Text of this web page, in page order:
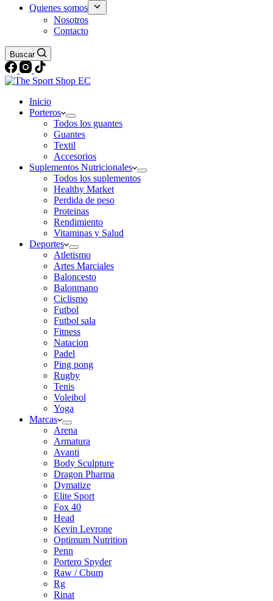
Quienes somos
Nosotros
Contacto
Buscar
Inicio
Porteros
Todos los guantes
Guantes
Textil
Accesorios
Suplementos Nutricionales
Todos los suplementos
Healthy Market
Perdida de peso
Proteinas
Rendimiento
Vitaminas y Salud
Deportes
Atletismo
Artes Marciales
Baloncesto
Balonmano
Ciclismo
Futbol
Futbol sala
Fitness
Natacion
Padel
Ping pong
Rugby
Tenis
Voleibol
Yoga
Marcas
Arena
Armatura
Avanti
Body Sculpture
Dragon Pharma
Dymatize
Elite Sport
Fox 40
Head
Kevin Levrone
Optimum Nutrition
Penn
Portero Spyder
Raw / Cbum
Rg
Rinat